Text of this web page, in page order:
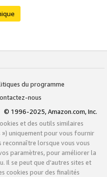
du programme
nous
© 1996-2025, Amazon.com, Inc.
et des outils similaires
uniquement pour vous fournir
reconnaître lorsque vous vous
paramètres, pour améliorer la
Il se peut que d’autres sites et
cookies pour des finalités